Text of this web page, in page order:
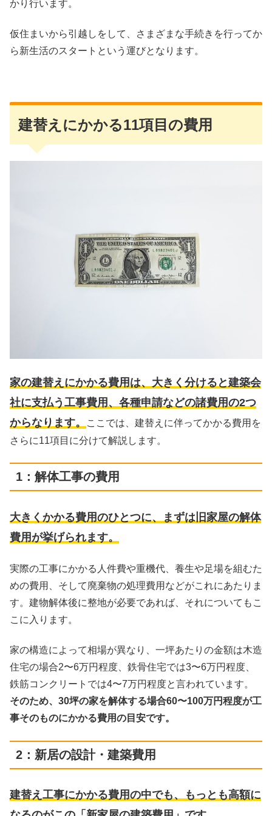
かり行います。
仮住まいから引越しをして、さまざまな手続きを行ってか
ら新生活のスタートという運びとなります。
建替えにかかる11項目の費用
家の建替えにかかる費用は、大きく分けると建築会
社に支払う工事費用、各種申請などの諸費用の2つ
からなります。
ここでは、建替えに伴ってかかる費用を
さらに11項目に分けて解説します。
1：解体工事の費用
大きくかかる費用のひとつに、まずは旧家屋の解体
費用が挙げられます。
実際の工事にかかる人件費や重機代、養生や足場を組むた
めの費用、そして廃棄物の処理費用などがこれにあたりま
す。建物解体後に整地が必要であれば、それについてもこ
こに入ります。
家の構造によって相場が異なり、一坪あたりの金額は木造
住宅の場合2〜6万円程度、鉄骨住宅では3〜6万円程度、
鉄筋コンクリートでは4〜7万円程度と言われています。
そのため、30坪の家を解体する場合60〜100万円程度が工
事そのものにかかる費用の目安です。
2：新居の設計・建築費用
建替え工事にかかる費用の中でも、もっとも高額に